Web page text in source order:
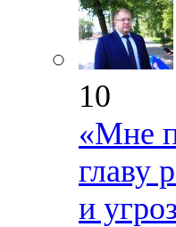
10
«Мне
главу
и